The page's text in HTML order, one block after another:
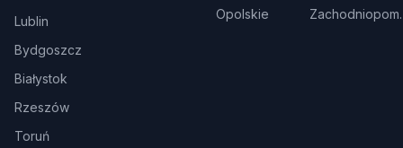
Lublin
Bydgoszcz
Białystok
Rzeszów
Toruń
Opolskie
Zachodniopom.